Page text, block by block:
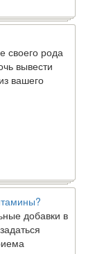
рода
вывести
вашего
добавки в